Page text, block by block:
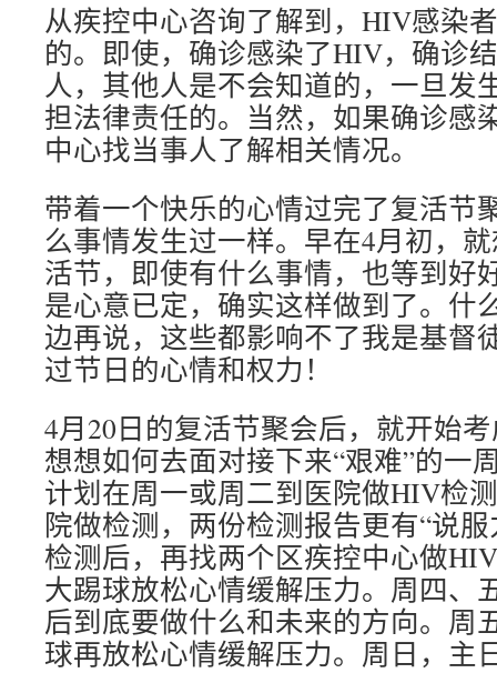
从疾控中心咨询了解到，HIV感染
的。即使，确诊感染了HIV，确诊
人，其他人是不会知道的，一旦发
担法律责任的。当然，如果确诊感
中心找当事人了解相关情况。
带着一个快乐的心情过完了复活节
么事情发生过一样。早在4月初，
活节，即使有什么事情，也等到好
是心意已定，确实这样做到了。什
边再说，这些都影响不了我是基督
过节日的心情和权力！
4月20日的复活节聚会后，就开始
想想如何去面对接下来“艰难”的一
计划在周一或周二到医院做HIV检
院做检测，两份检测报告更有“说
检测后，再找两个区疾控中心做
大踢球放松心情缓解压力。周四、
后到底要做什么和未来的方向。周
球再放松心情缓解压力。周日，主